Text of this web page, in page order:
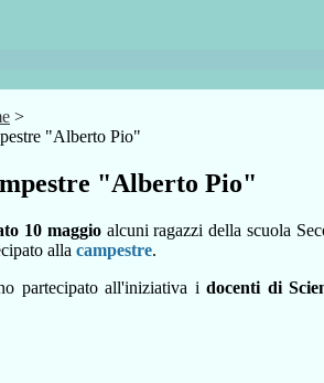
>
"Alberto Pio"
"Alberto Pio"
10 maggioalcuni ragazzi della scuola
alla campestre.
partecipato all'iniziativa idocenti di